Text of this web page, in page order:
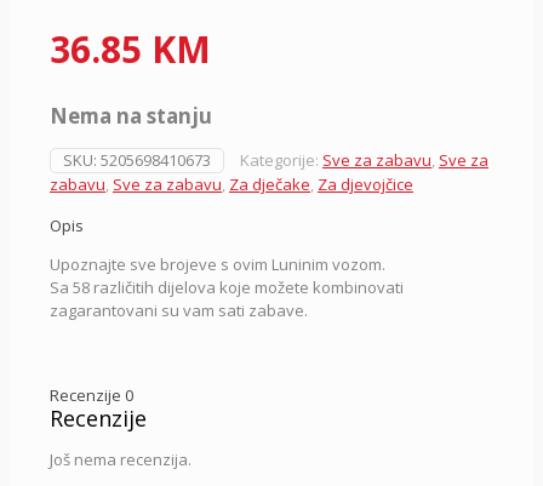
36.85 KM
Nema na stanju
SKU: 5205698410673 Kategorije: Sve za zabavu, Sve za
zabavu, Sve za zabavu, Za dječake, Za djevojčice
Opis
Upoznajte sve brojeve s ovim Luninim vozom.
Sa 58 različitih dijelova koje možete kombinovati
zagarantovani su vam sati zabave.
Recenzije 0
Recenzije
Još nema recenzija.